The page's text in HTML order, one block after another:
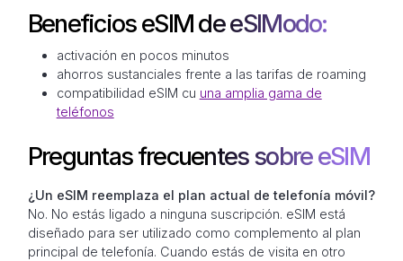
Beneficios eSIM de eSIModo:
activación en pocos minutos
ahorros sustanciales frente a las tarifas de roaming
compatibilidad eSIM cu una amplia gama de
teléfonos
Preguntas frecuentes sobre eSIM
¿Un eSIM reemplaza el plan actual de telefonía móvil?
No. No estás ligado a ninguna suscripción. eSIM está
diseñado para ser utilizado como complemento al plan
principal de telefonía. Cuando estás de visita en otro